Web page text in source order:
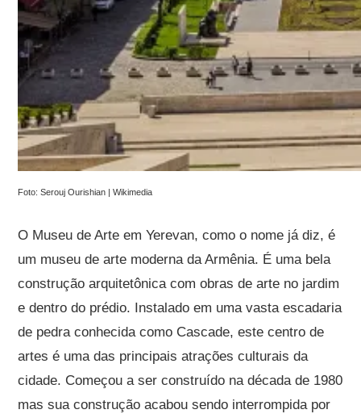
Foto: Serouj Ourishian | Wikimedia
O Museu de Arte em Yerevan, como o nome já diz, é
um museu de arte moderna da Armênia. É uma bela
construção arquitetônica com obras de arte no jardim
e dentro do prédio. Instalado em uma vasta escadaria
de pedra conhecida como Cascade, este centro de
artes é uma das principais atrações culturais da
cidade. Começou a ser construído na década de 1980
mas sua construção acabou sendo interrompida por